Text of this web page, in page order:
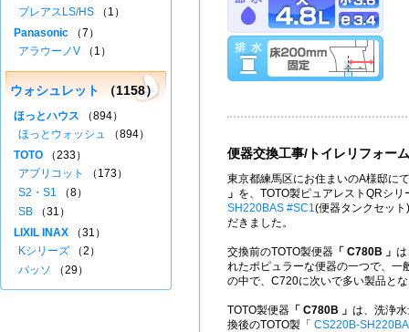
便器交換工事/トイレリフォーム
東京都練馬区にお住まいのA様邸に
」 を、TOTO製ピュアレストQRシ
SH220BAS #SC1(便器タンクセッ
だきました。
交換前のTOTO製便器 「 C780B 」
れたポピュラーな便器の一つで、一
の中で、C720に次いで多い製品と
TOTO製便器 「 C780B 」 は、洗浄
換後のTOTO製「 CS220B-
プレアスLS/HS （1）
Panasonic （7）
アラウーノV （1）
ウォシュレット （1158）
ほっとハウス （894）
ほっとウォッシュ （894）
TOTO （233）
アプリコット
（173）
S2・S1 （8）
SB （31）
LIXIL INAX （31）
Kシリーズ （2）
パッソ （29）